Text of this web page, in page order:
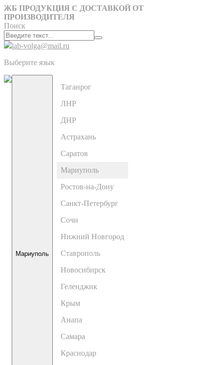
ЖБ ПРОДУКЦИЯ С ДОСТАВКОЙ ОТ
ПРОИЗВОДИТЕЛЯ
Поиск
lab-volga@mail.ru
Выберите язык
Мариуполь
Таганрог
ЛНР
ДНР
Астрахань
Саратов
Мариуполь
Ростов-на-Дону
Санкт-Петербург
Сочи
Нижний Новгород
Ставрополь
Новосибирск
Геленджик
Крым
Анапа
Самара
Краснодар